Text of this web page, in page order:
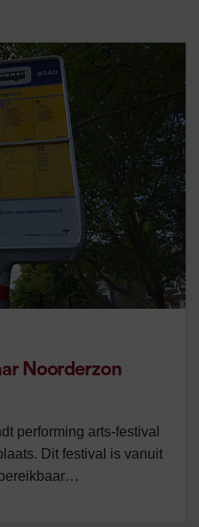
Noorderzon
performing arts-festival
Dit festival is vanuit